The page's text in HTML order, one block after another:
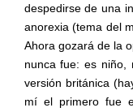
despedirse de una
anorexia (tema del
Ahora gozará de la
nunca fue: es niño,
versión británica
mí el primero fue